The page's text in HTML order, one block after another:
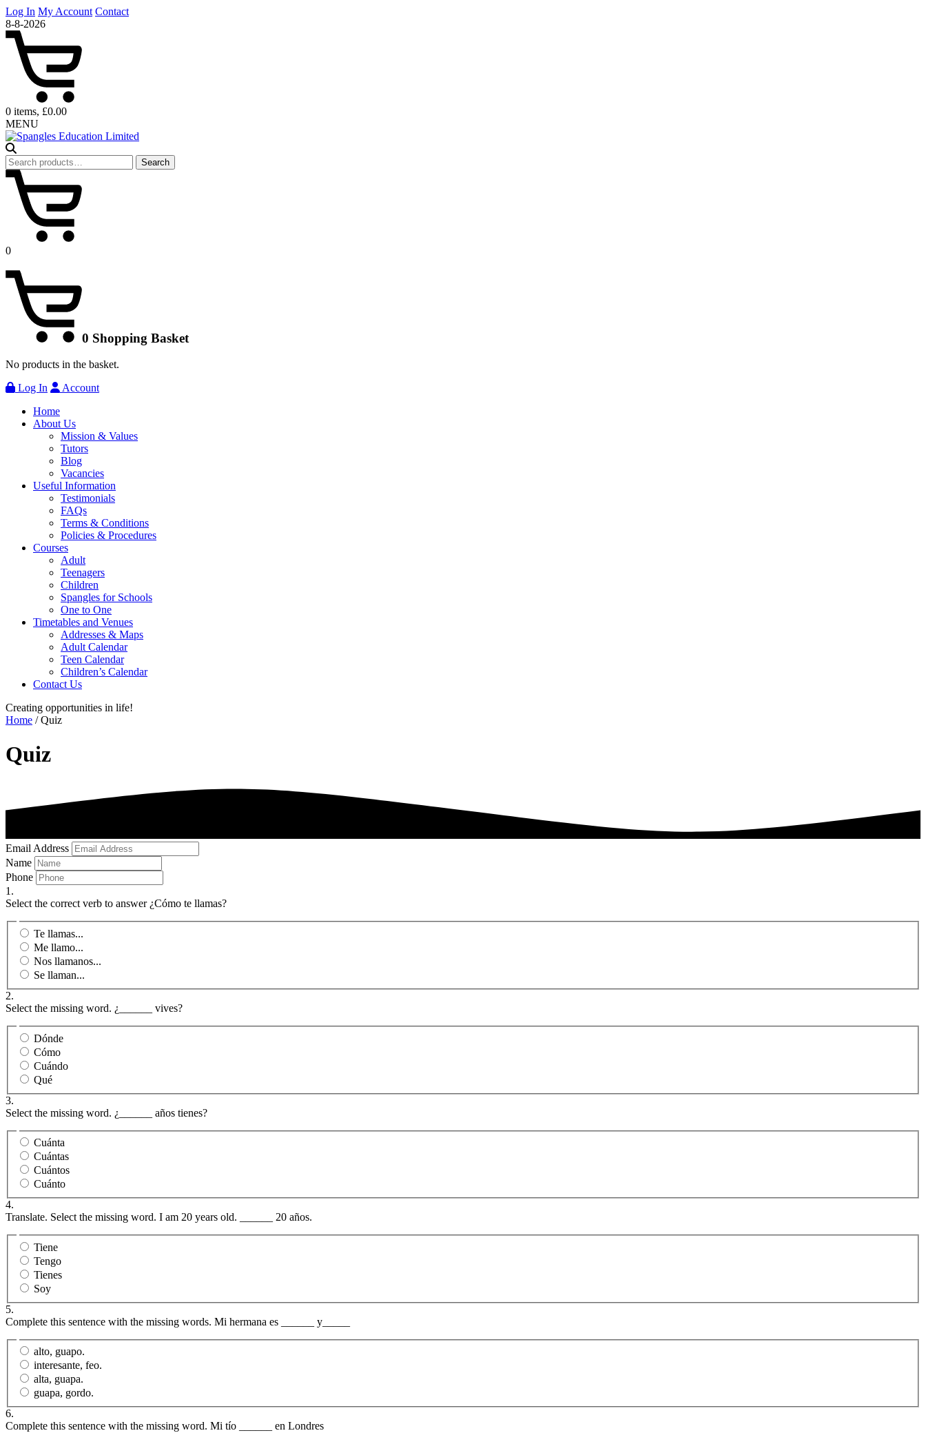
Log In My Account Contact
8-8-2026
0 items, £0.00
MENU
Search
for:
Search
0
0 Shopping Basket
No products in the basket.
Log In
Account
Home
About Us
Mission & Values
Tutors
Blog
Vacancies
Useful Information
Testimonials
FAQs
Terms & Conditions
Policies & Procedures
Courses
Adult
Teenagers
Children
Spangles for Schools
One to One
Timetables and Venues
Addresses & Maps
Adult Calendar
Teen Calendar
Children’s Calendar
Contact Us
Creating opportunities in life!
Home / Quiz
Quiz
Email Address
Name
Phone
1.
Select the correct verb to answer ¿Cómo te llamas?
Te llamas...
Me llamo...
Nos llamanos...
Se llaman...
2.
Select the missing word. ¿______ vives?
Dónde
Cómo
Cuándo
Qué
3.
Select the missing word. ¿______ años tienes?
Cuánta
Cuántas
Cuántos
Cuánto
4.
Translate. Select the missing word. I am 20 years old. ______ 20 años.
Tiene
Tengo
Tienes
Soy
5.
Complete this sentence with the missing words. Mi hermana es ______ y_____
alto, guapo.
interesante, feo.
alta, guapa.
guapa, gordo.
6.
Complete this sentence with the missing word. Mi tío ______ en Londres